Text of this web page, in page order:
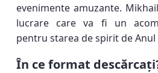
evenimente amuzante.
lucrare care va fi un
pentru starea de spirit de Anul
În ce format